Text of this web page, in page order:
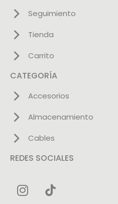
Seguimiento
Tienda
Carrito
CATEGORÍA
Accesorios
Almacenamiento
Cables
REDES SOCIALES